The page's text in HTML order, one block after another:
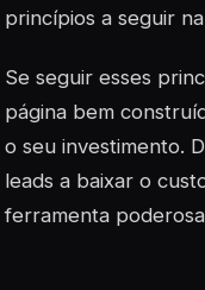
princípios a seguir
Se seguir esses
página bem
o seu investimento.
leads a baixar o
ferramenta